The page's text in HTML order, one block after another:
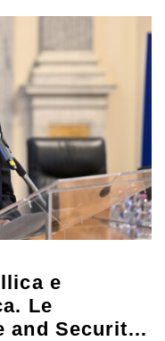
e
Le
and Security